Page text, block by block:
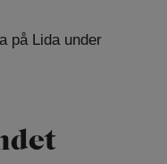
på Lida under